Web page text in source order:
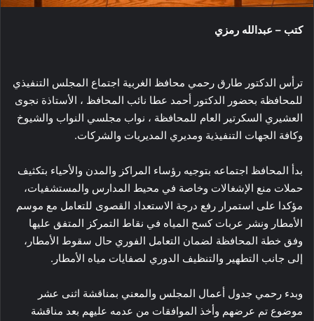
كتب – عبدالله رمزي
ترأس الدكتور طارق رحمي محافظ الغربية اجتماع المجلس التنفيذي
للمحافظة بحضور الدكتور أحمد عطا نائب المحافظ ، الأستاذة نجوى
العشيري السكرتير العام للمحافظة ، نواب مجلسي النواب والشيوخ
وكافة الجهات التنفيذية ومديري المديريات والشركات.
بدأ المحافظ اجتماعه بتوجيه رؤساء المراكز والمدن والأحياء بتكثيف
حملات منع الإشغالات وخاصة في محيط المدارس والمستشفيات،
مؤكدا على استمرار رفع درجة الاستعداد القصوى للتعامل مع موسم
الأمطار ونشر عربات كسح المياه في نقاط التمركز المتفق عليها
وفق خطة المحافظة لضمان التعامل الفوري حال سقوط الأمطار،
إلى جانب التطهير والتنظيف الدوري لصفايات مياه الأمطار.
وبدء رحمي جدول أعمال المجلس والمعني بمناقشة اثنى عشر
موضوع تم عرضهم وأخذ الموافقات من عدمه عليهم بعد مناقشة